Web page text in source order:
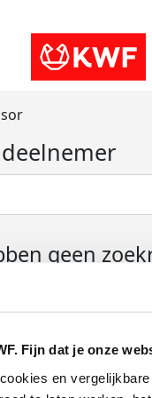
Fijn dat je onze
en
geen